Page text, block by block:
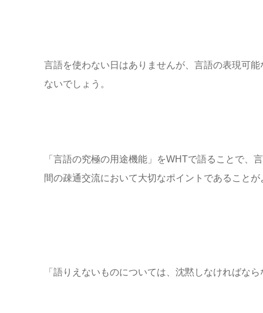
言語を使わない日はありませんが、言語の表現可
ないでしょう。
「言語の究極の用途機能」をWHTで語ることで、
間の疎通交流において大切なポイントであること
「語りえないものについては、沈黙しなければな